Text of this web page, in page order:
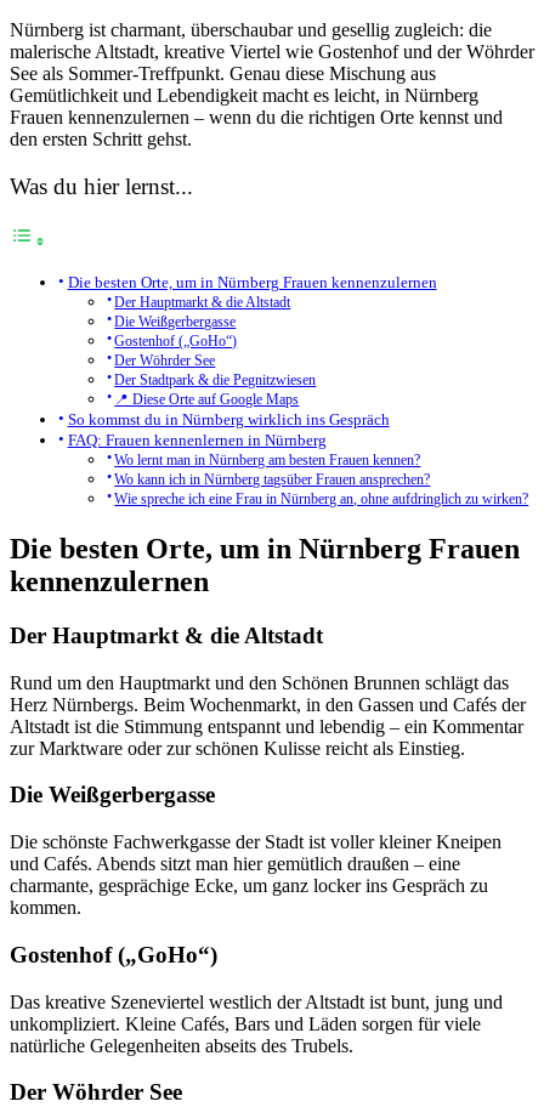
Nürnberg ist charmant, überschaubar und gesellig zugleich: die
malerische Altstadt, kreative Viertel wie Gostenhof und der Wöhrder
See als Sommer-Treffpunkt. Genau diese Mischung aus
Gemütlichkeit und Lebendigkeit macht es leicht, in Nürnberg
Frauen kennenzulernen – wenn du die richtigen Orte kennst und
den ersten Schritt gehst.
Was du hier lernst...
Die besten Orte, um in Nürnberg Frauen kennenzulernen
Der Hauptmarkt & die Altstadt
Die Weißgerbergasse
Gostenhof („GoHo“)
Der Wöhrder See
Der Stadtpark & die Pegnitzwiesen
📍 Diese Orte auf Google Maps
So kommst du in Nürnberg wirklich ins Gespräch
FAQ: Frauen kennenlernen in Nürnberg
Wo lernt man in Nürnberg am besten Frauen kennen?
Wo kann ich in Nürnberg tagsüber Frauen ansprechen?
Wie spreche ich eine Frau in Nürnberg an, ohne aufdringlich zu wirken?
Die besten Orte, um in Nürnberg Frauen
kennenzulernen
Der Hauptmarkt & die Altstadt
Rund um den Hauptmarkt und den Schönen Brunnen schlägt das
Herz Nürnbergs. Beim Wochenmarkt, in den Gassen und Cafés der
Altstadt ist die Stimmung entspannt und lebendig – ein Kommentar
zur Marktware oder zur schönen Kulisse reicht als Einstieg.
Die Weißgerbergasse
Die schönste Fachwerkgasse der Stadt ist voller kleiner Kneipen
und Cafés. Abends sitzt man hier gemütlich draußen – eine
charmante, gesprächige Ecke, um ganz locker ins Gespräch zu
kommen.
Gostenhof („GoHo“)
Das kreative Szeneviertel westlich der Altstadt ist bunt, jung und
unkompliziert. Kleine Cafés, Bars und Läden sorgen für viele
natürliche Gelegenheiten abseits des Trubels.
Der Wöhrder See